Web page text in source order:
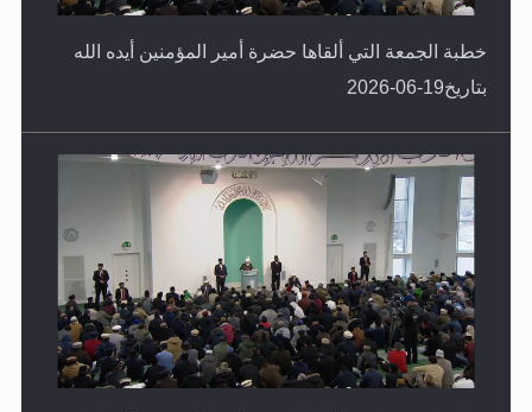
خطبة الجمعة التي ألقاها حضرة أمير المؤمنين أيده الله
بتاريخ19-06-2026